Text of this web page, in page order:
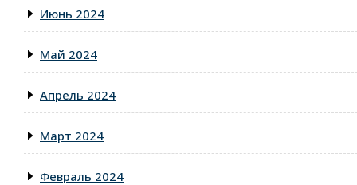
Июнь 2024
Май 2024
Апрель 2024
Март 2024
Февраль 2024